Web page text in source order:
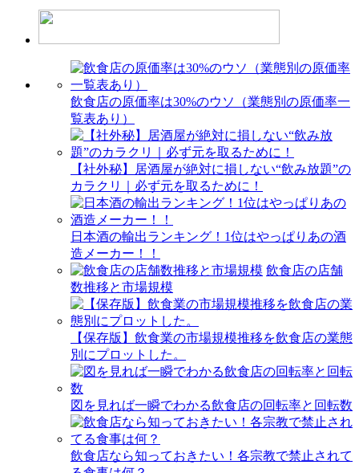
飲食店の原価率は30%のウソ（業態別の原価率一
覧表あり）
【社外秘】居酒屋が絶対に損しない“飲み放題”の
カラクリ｜必ず元を取るために！
日本酒の輸出ランキング！1位はやっぱりあの酒
造メーカー！！
飲食店の店舗
数推移と市場規模
【保存版】飲食業の市場規模推移を飲食店の業態
別にプロットした。
図を見れば一瞬でわかる飲食店の回転率と回転数
飲食店なら知っておきたい！各宗教で禁止されて